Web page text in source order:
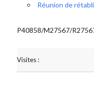
Réunion de
P40858/M27567/
Visites :